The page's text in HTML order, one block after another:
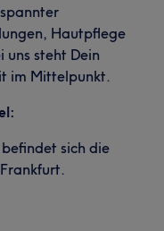
Hautpflege
uns steht Dein
im Mittelpunkt.
sich die